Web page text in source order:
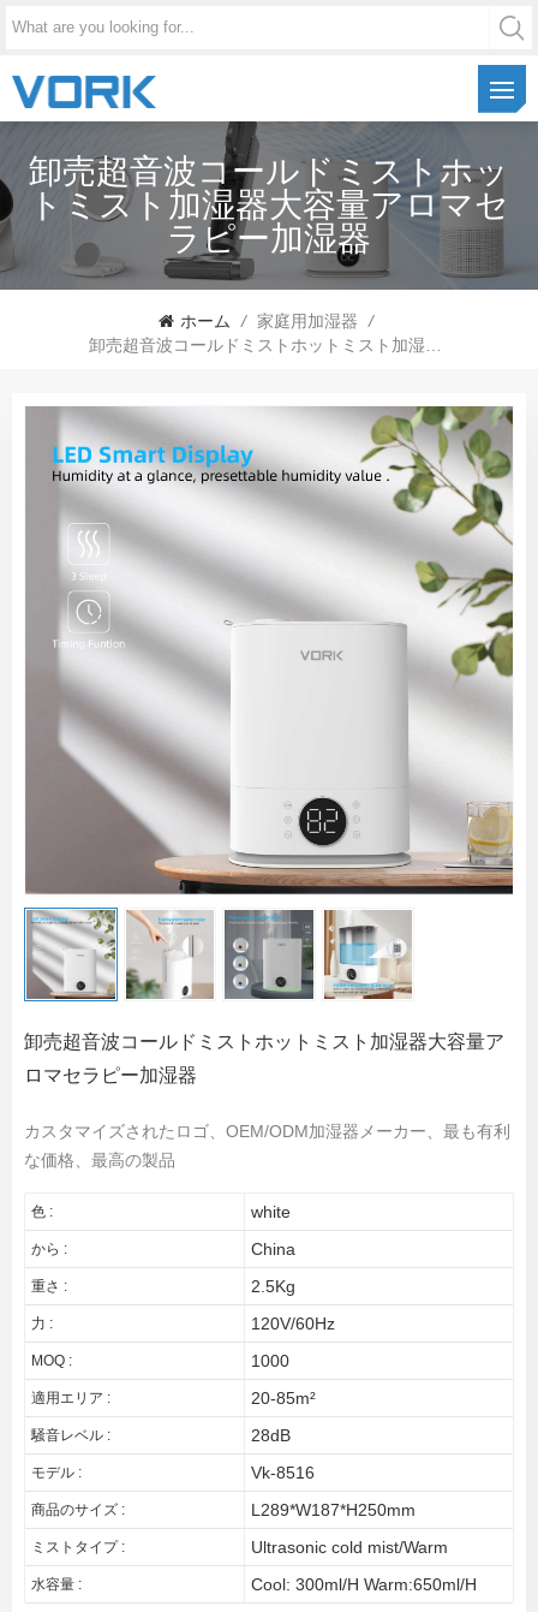
卸売超音波コールドミストホッ
トミスト加湿器大容量アロマセ
ラピー加湿器
ホーム / 家庭用加湿器
/
卸売超音波コールドミストホットミスト加湿器大容量アロマセラピー加湿器
卸売超音波コールドミストホットミスト加湿器大容量ア
ロマセラピー加湿器
カスタマイズされたロゴ、OEM/ODM加湿器メーカー、最も有利
な価格、最高の製品
色 : white
から : China
重さ : 2.5Kg
力 : 120V/60Hz
MOQ : 1000
適用エリア : 20-85m²
騒音レベル : 28dB
モデル : Vk-8516
商品のサイズ : L289*W187*H250mm
ミストタイプ : Ultrasonic cold mist/Warm
水容量 : Cool: 300ml/H Warm:650ml/H